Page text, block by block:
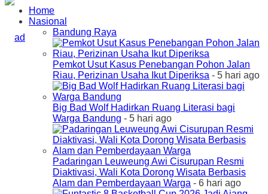
Home
Nasional
Bandung Raya
Pemkot Usut Kasus Penebangan Pohon Jalan
Riau, Perizinan Usaha Ikut Diperiksa - 5 hari ago
Big Bad Wolf Hadirkan Ruang Literasi bagi
Warga Bandung - 5 hari ago
Padaringan Leuweung Awi Cisurupan Resmi
Diaktivasi, Wali Kota Dorong Wisata Berbasis
Alam dan Pemberdayaan Warga - 6 hari ago